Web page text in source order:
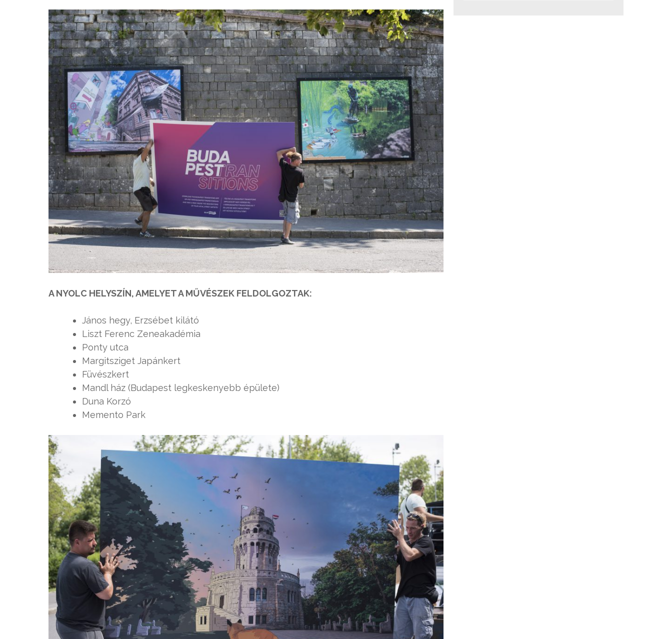
A NYOLC HELYSZÍN, AMELYET A MŰVÉSZEK FELDOLGOZTAK:
János hegy, Erzsébet kilátó
Liszt Ferenc Zeneakadémia
Ponty utca
Margitsziget Japánkert
Füvészkert
Mandl ház (Budapest legkeskenyebb épülete)
Duna Korzó
Memento Park